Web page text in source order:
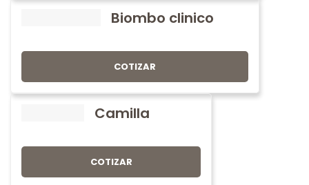
Biombo clinico
COTIZAR
Camilla
COTIZAR